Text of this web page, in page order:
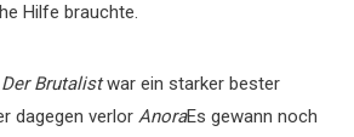
Hilfe brauchte.
Der Brutalistwar ein starker bester
dagegen verlor AnoraEs gewann noch